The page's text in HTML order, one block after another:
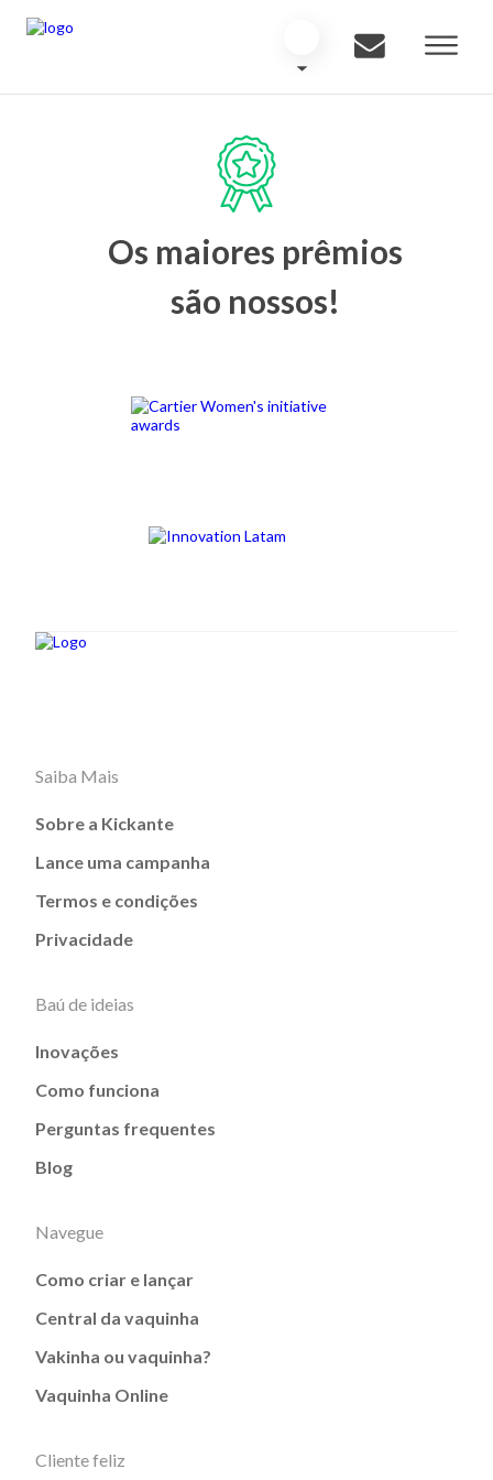
Os maiores prêmios
são nossos!
Saiba Mais
Sobre a Kickante
Lance uma campanha
Termos e condições
Privacidade
Baú de ideias
Inovações
Como funciona
Perguntas frequentes
Blog
Navegue
Como criar e lançar
Central da vaquinha
Vakinha ou vaquinha?
Vaquinha Online
Cliente feliz